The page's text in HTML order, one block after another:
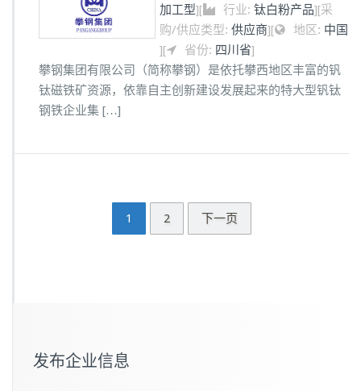
加工型][ 行业: 钛白粉产品][采
购/供应类型: 供应商][ 地区: 中国
][ 省份: 四川省]
攀钢集团有限公司（简称攀钢）是依托攀西地区丰富的钒
钛磁铁矿资源，依靠自主创新建设发展起来的特大型钒钛
钢铁企业集 […]
1 2 下一页
发布企业信息